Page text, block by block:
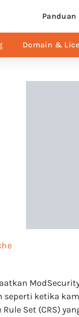
Panduan
Domain &
ketika
Rule Set (CRS)